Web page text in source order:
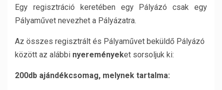
Egy regisztráció keretében egy Pályázó csak egy
Pályaművet nevezhet a Pályázatra.
Az összes regisztrált és Pályaművet beküldő Pályázó
között az alábbi nyereményeket sorsoljuk ki:
200db ajándékcsomag, melynek tartalma: